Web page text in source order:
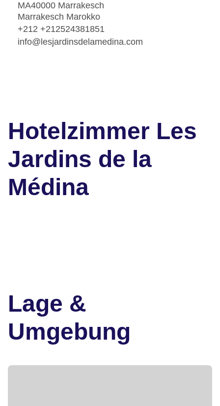
MA40000 Marrakesch
Marrakesch Marokko
+212 +212524381851
info@lesjardinsdelamedina.com
Hotelzimmer Les
Jardins de la
Médina
Lage &
Umgebung